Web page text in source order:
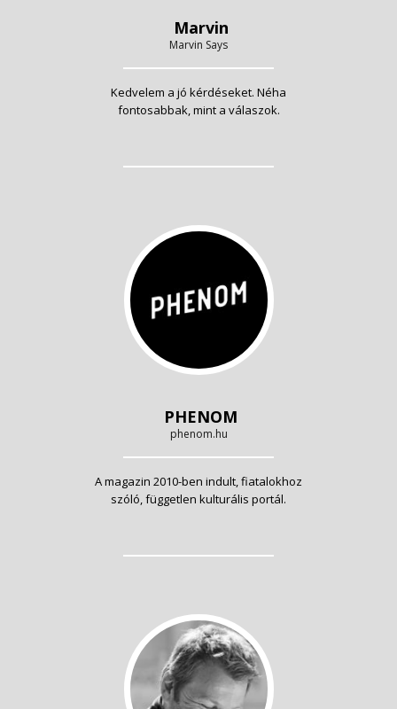
Marvin
Marvin Says
Kedvelem a jó kérdéseket. Néha
fontosabbak, mint a válaszok.
PHENOM
phenom.hu
A magazin 2010-ben indult, fiatalokhoz
szóló, független kulturális portál.